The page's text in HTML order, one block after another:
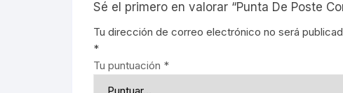
Sé el primero en valorar “Punta De Poste
Tu dirección de correo electrónico no será
*
Tu puntuación *